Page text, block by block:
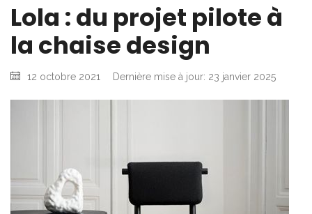
Lola : du projet pilote à
la chaise design
12 octobre 2021 Dernière mise à jour: 23 janvier 2025